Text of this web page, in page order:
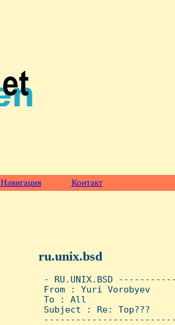
Навигация Контакт
ru.unix.bsd
- RU.UNIX.BSD
From : Yuri Vorobyev
To : All
Subject : Re: Top???